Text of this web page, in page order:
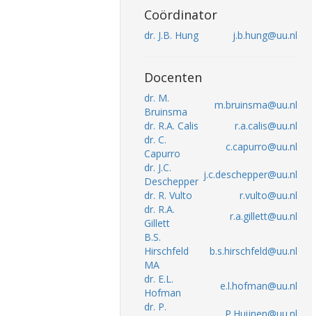
Coördinator
dr. J.B. Hung j.b.hung@uu.nl
Docenten
dr. M.
Bruinsma
m.bruinsma@uu.nl
dr. R.A. Calis
r.a.calis@uu.nl
dr. C.
Capurro
c.capurro@uu.nl
dr. J.C.
Deschepper
j.c.deschepper@uu.nl
dr. R. Vulto
r.vulto@uu.nl
dr. R.A.
Gillett
r.a.gillett@uu.nl
B.S.
Hirschfeld
MA
b.s.hirschfeld@uu.nl
dr. E.L.
Hofman
e.l.hofman@uu.nl
dr. P.